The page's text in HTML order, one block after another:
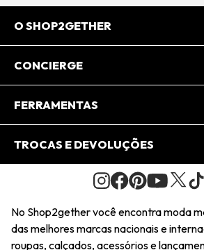
O SHOP2GETHER
Sobre Nós
Journal
Saiu na Mídia
CONCIERGE
Central de Relacionamento
Regulamento e Promoções
FERRAMENTAS
Minha Conta
Pedido de Presente
Wishlist
TROCAS E DEVOLUÇÕES
Condições Gerais
Troca Fácil
No Shop2gether você encontra moda
das melhores marcas nacionais e
roupas, calçados, acessórios e